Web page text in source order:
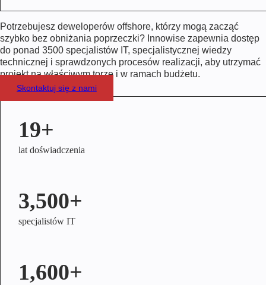
Potrzebujesz deweloperów offshore, którzy mogą zacząć
szybko bez obniżania poprzeczki? Innowise zapewnia dostęp
do ponad 3500 specjalistów IT, specjalistycznej wiedzy
technicznej i sprawdzonych procesów realizacji, aby utrzymać
projekt na właściwym torze i w ramach budżetu.
Skontaktuj się z nami
19+
lat doświadczenia
3,500+
specjalistów IT
1,600+